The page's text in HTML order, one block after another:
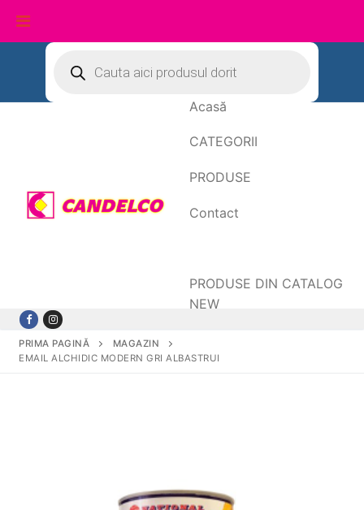
conținut
search
Acasă
CATEGORII
PRODUSE
Contact
PRODUSE DIN CATALOG
NEW
PRIMA PAGINĂ
MAGAZIN
EMAIL ALCHIDIC MODERN GRI ALBASTRUI